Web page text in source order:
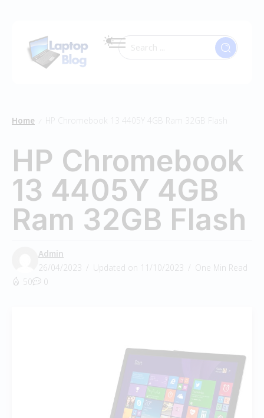
Home HP Chromebook 13 4405Y 4GB Ram 32GB Flash
HP Chromebook
13 4405Y 4GB
Ram 32GB Flash
Admin
26/04/2023
Updated on 11/10/2023
One Min Read
50
0